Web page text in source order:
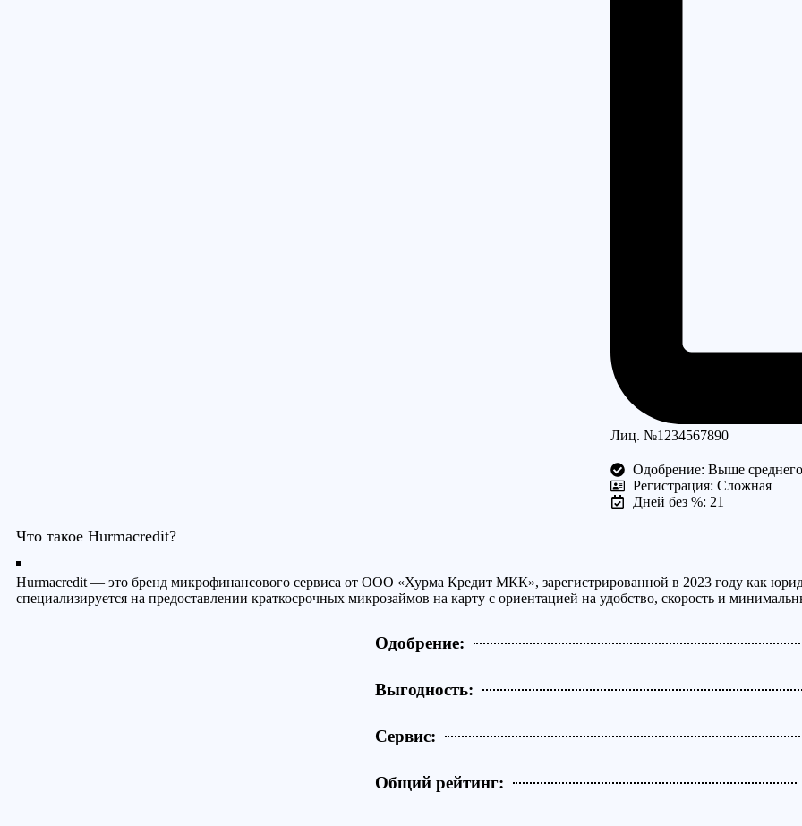
Лиц. №1234567890
Одобрение: Выше среднего
Регистрация: Сложная
Дней без %: 21
Что такое Hurmacredit?
Hurmacredit — это бренд микрофинансового сервиса от ООО «Хурма Кредит МКК», зарегистрированной в 2023 году как
специализируется на предоставлении краткосрочных микрозаймов на карту с ориентацией на удобство, скорость и
Одобрение:
Выгодность:
Сервис:
Общий рейтинг: